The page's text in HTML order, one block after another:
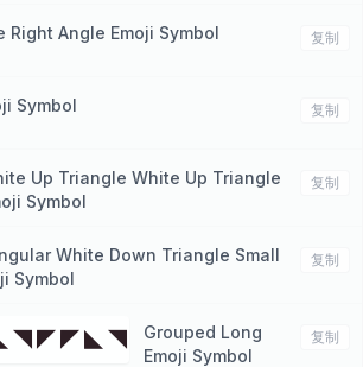
Right Angle Emoji Symbol 复制
Symbol 复制
Up Triangle White Up Triangle
Symbol
复制
White Down Triangle Small
Symbol
复制
Grouped Long
Emoji Symbol
复制